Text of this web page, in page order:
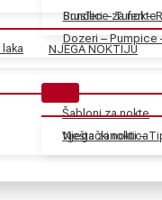
Šabloni za nokte
Vještački nokti –
Sunđeri – Tuferi –
Dozeri – Pumpice
Brusilice za nokte
NJEGA NOKTIJU
Njega zanoktica